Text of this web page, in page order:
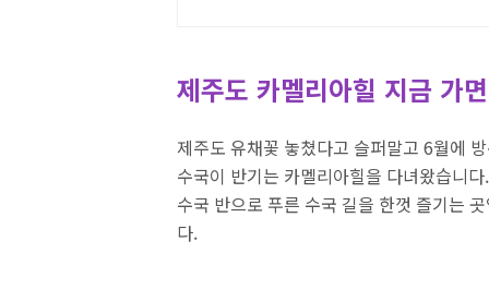
제주도 카멜리아힐 지금 가
제주도 유채꽃 놓쳤다고 슬퍼말고 6월에
수국이 반기는 카멜리아힐을 다녀왔습니
수국 반으로 푸른 수국 길을 한껏 즐기는
다.